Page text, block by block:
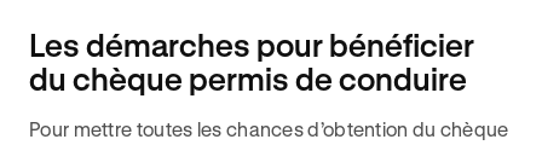
Les démarches pour bénéficier
du chèque permis de conduire
Pour mettre toutes les chances d’obtention du chèque